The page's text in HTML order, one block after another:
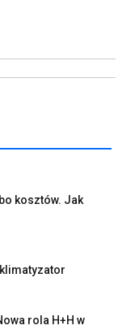
kosztów. Jak
rola H+H w